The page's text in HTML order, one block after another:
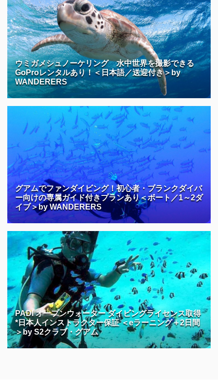
ウミガメシュノーケリング 水中世界を撮影できる
GoProレンタルあり！＜日本語／送迎付き＞by
WANDERERS
グアムでファンダイビング！初心者・ブランクダイバ
ー向けの専属ガイド付きプランあり＜ボート／1～2ダ
イブ＞by WANDERERS
PADI オープンウォーター ダイビングライセンス取得
*日本人インストラクター保証 ＜eラーニング＋2日間
＞by S2クラブ・グアム